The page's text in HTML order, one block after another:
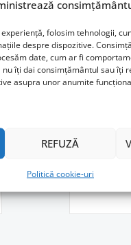
folosim tehnologii,
despre dispozitive.
date, cum ar fi
nu îți dai consimțământul sau îți
asupra unor anumite
REFUZĂ
Politică cookie-uri
Email